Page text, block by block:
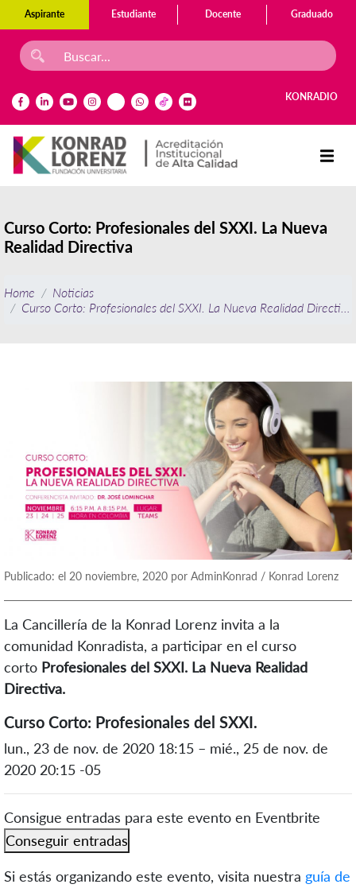
Aspirante Estudiante Docente Graduado
KONRADIO
Curso Corto: Profesionales del SXXI. La Nueva
Realidad Directiva
Home
Noticias
Curso Corto: Profesionales del SXXI. La Nueva Realidad Directiva
Publicado: el 20 noviembre, 2020 por AdminKonrad / Konrad Lorenz
La Cancillería de la Konrad Lorenz invita a la
comunidad Konradista, a participar en el curso
corto Profesionales del SXXI. La Nueva Realidad
Directiva.
Curso Corto: Profesionales del SXXI.
lun., 23 de nov. de 2020 18:15 – mié., 25 de nov. de
2020 20:15 -05
Consigue entradas para este evento en Eventbrite
Conseguir entradas
Si estás organizando este evento, visita nuestra guía de